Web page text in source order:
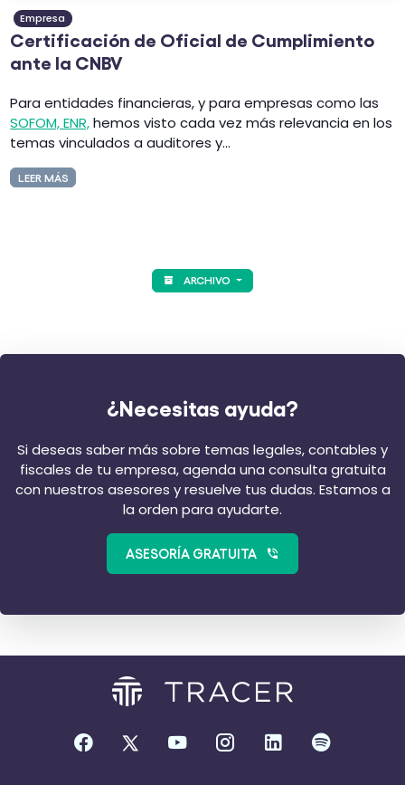
Empresa
Certificación de Oficial de Cumplimiento
ante la CNBV
Para entidades financieras, y para empresas como las
SOFOM, ENR,hemos visto cada vez más relevancia en los
temas vinculados a auditores y...
LEER MÁS
ARCHIVO
¿Necesitas ayuda?
Si deseas saber más sobre temas legales, contables y
fiscales de tu empresa, agenda una consulta gratuita
con nuestros asesores y resuelve tus dudas. Estamos a
la orden para ayudarte.
ASESORÍA GRATUITA